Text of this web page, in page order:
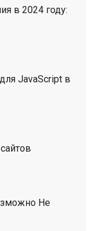
в 2024 году:
JavaScript в
Не